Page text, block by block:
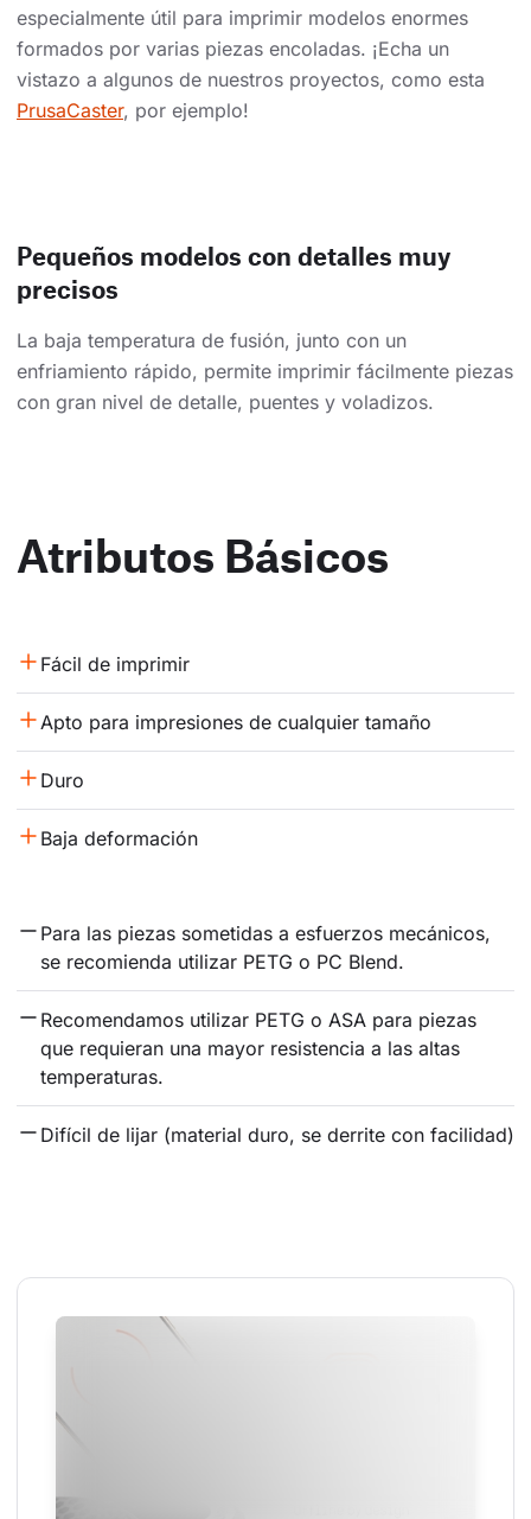
especialmente útil para imprimir modelos enormes
formados por varias piezas encoladas. ¡Echa un
vistazo a algunos de nuestros proyectos, como esta
PrusaCaster, por ejemplo!
Pequeños modelos con detalles muy
precisos
La baja temperatura de fusión, junto con un
enfriamiento rápido, permite imprimir fácilmente piezas
con gran nivel de detalle, puentes y voladizos.
Atributos Básicos
Fácil de imprimir
Apto para impresiones de cualquier tamaño
Duro
Baja deformación
Para las piezas sometidas a esfuerzos mecánicos,
se recomienda utilizar PETG o PC Blend.
Recomendamos utilizar PETG o ASA para piezas
que requieran una mayor resistencia a las altas
temperaturas.
Difícil de lijar (material duro, se derrite con facilidad)